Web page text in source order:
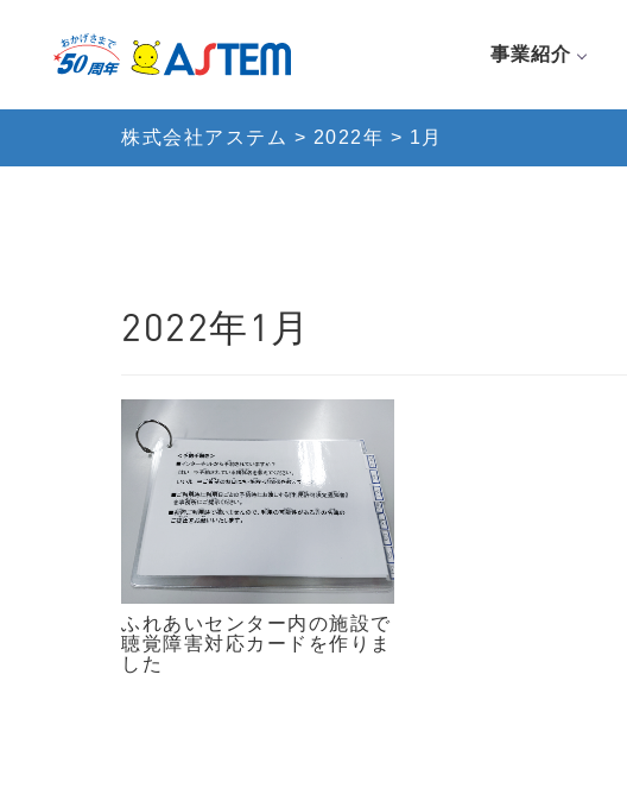
事業紹介
株式会社アステム > 2022年 > 1月
2022年1月
ふれあいセンター内の施設で
聴覚障害対応カードを作りま
した